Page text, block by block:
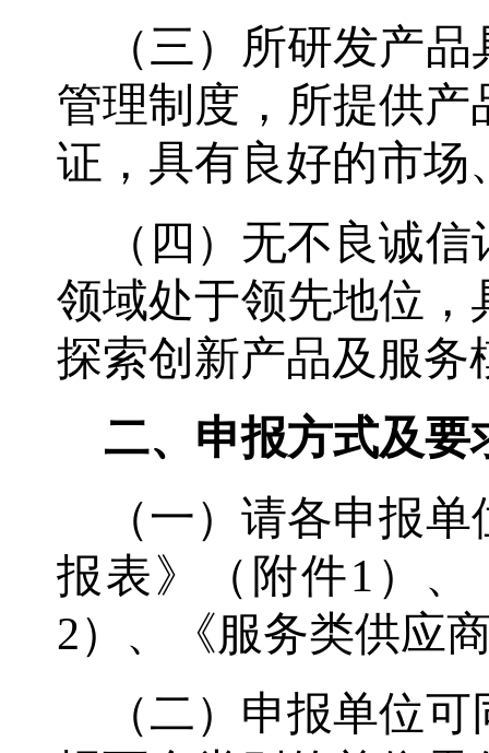
（三）所研发产
管理制度，所提供
证，具有良好的市场
（四）无不良诚
领域处于领先地位
探索创新产品及服务
二、申报方式及要
（一）请各申报
报表》（附件1）
2）、《服务类供应
（二）申报单位